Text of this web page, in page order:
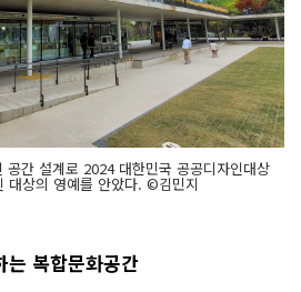
공간 설계로 2024 대한민국 공공디자인대상
대상의 영예를 안았다. ©김민지
는 복합문화공간